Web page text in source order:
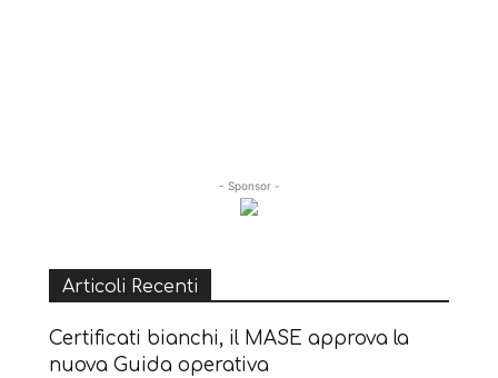
- Sponsor -
Articoli Recenti
Certificati bianchi, il MASE approva la
nuova Guida operativa